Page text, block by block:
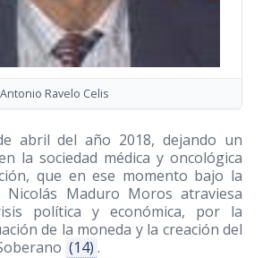
Ravelo Celis
abril del año 2018, dejando un
la sociedad médica y oncológica
que en ese momento bajo la
Nicolás Maduro Moros atraviesa
política y económica, por la
de la moneda y la creación del
(14) .